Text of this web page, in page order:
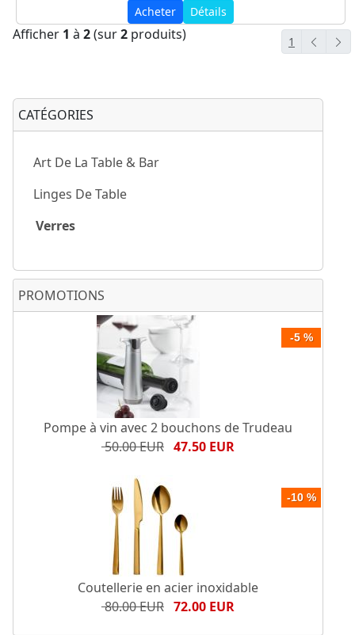
Acheter Détails
Afficher 1 à 2(sur2 produits) 1
CATÉGORIES
Art De La Table & Bar
Linges De Table
Verres
PROMOTIONS
-5 %
Pompe à vin avec 2 bouchons de Trudeau
50.00 EUR 47.50 EUR
-10 %
Coutellerie en acier inoxidable
80.00 EUR 72.00 EUR